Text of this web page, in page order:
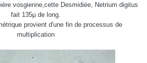
vosgienne,cette Desmidiée, Netrium digitus
fait 135µ de long.
provient d'une fin de processus de
multiplication